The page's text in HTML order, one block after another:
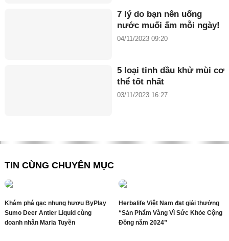
7 lý do bạn nên uống
nước muối ấm mỗi ngày!
04/11/2023 09:20
5 loại tinh dầu khử mùi cơ
thể tốt nhất
03/11/2023 16:27
TIN CÙNG CHUYÊN MỤC
Khám phá gạc nhung hươu ByPlay
Sumo Deer Antler Liquid cùng
doanh nhân Maria Tuyền
Herbalife Việt Nam đạt giải thưởng
“Sản Phẩm Vàng Vì Sức Khỏe Cộng
Đồng năm 2024”